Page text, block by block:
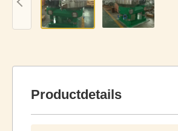
Productdetails